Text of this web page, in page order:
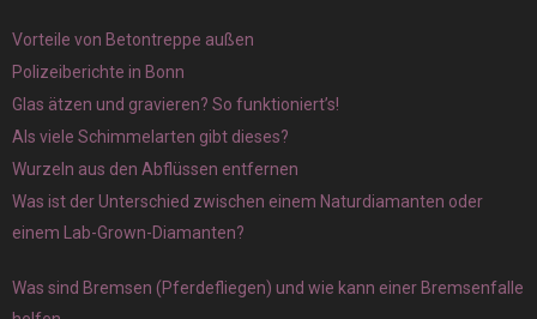
Vorteile von Betontreppe außen
Polizeiberichte in Bonn
Glas ätzen und gravieren? So funktioniert’s!
Als viele Schimmelarten gibt dieses?
Wurzeln aus den Abflüssen entfernen
Was ist der Unterschied zwischen einem Naturdiamanten oder
einem Lab-Grown-Diamanten?
Was sind Bremsen (Pferdefliegen) und wie kann einer Bremsenfalle